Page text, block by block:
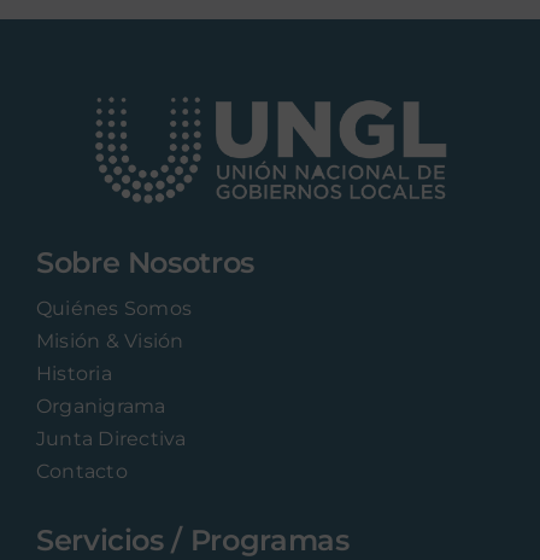
Sobre Nosotros
Quiénes Somos
Misión & Visión
Historia
Organigrama
Junta Directiva
Contacto
Servicios / Programas